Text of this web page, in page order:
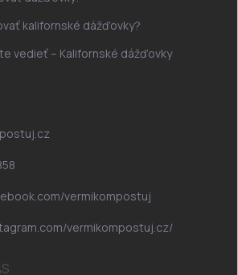
kalifornské dážďovky?
vedieť – Kalifornské dážďovky
vermikompostuj
vermikompostuj.cz/